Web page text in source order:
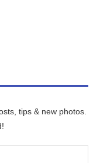
tips & new photos.